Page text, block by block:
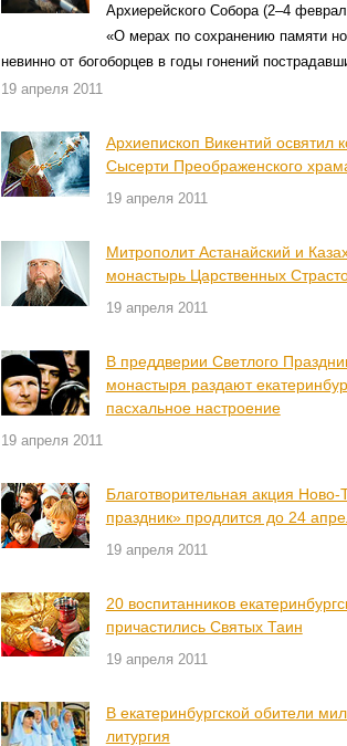
Архиерейского Собора (2–4
«О мерах по сохранению памяти
невинно от богоборцев в годы гонений
19 апреля 2011
Архиепископ Викентий освятил
Сысерти Преображенского
19 апреля 2011
Митрополит Астанайский и
монастырь Царственных
19 апреля 2011
В преддверии Светлого
монастыря раздают
пасхальное настроение
19 апреля 2011
Благотворительная акция
праздник» продлится до 24
19 апреля 2011
20 воспитанников
причастились Святых Таин
19 апреля 2011
В екатеринбургской обители
литургия